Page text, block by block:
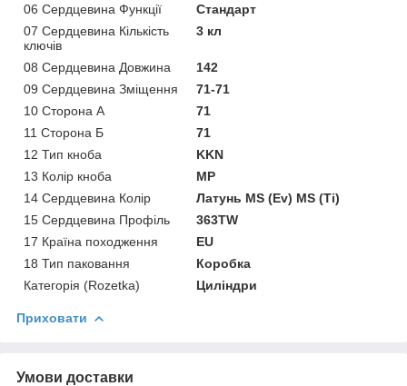
06 Сердцевина Функції
Стандарт
07 Сердцевина Кількість
ключів
3 кл
08 Сердцевина Довжина
142
09 Сердцевина Зміщення
71-71
10 Сторона А
71
11 Сторона Б
71
12 Тип кноба
KKN
13 Колір кноба
MP
14 Сердцевина Колір
Латунь MS (Ev) MS (Ti)
15 Сердцевина Профіль
363TW
17 Країна походження
EU
18 Тип паковання
Коробка
Категорія (Rozetka)
Циліндри
Приховати
Умови доставки